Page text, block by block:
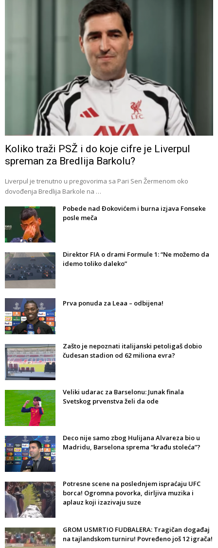
Koliko traži PSŽ i do koje cifre je Liverpul
spreman za Bredlija Barkolu?
Liverpul je trenutno u pregovorima sa Pari Sen Žermenom oko
dovođenja Bredlija Barkole na …
Pobede nad Đokovićem i burna izjava Fonseke
posle meča
Direktor FIA o drami Formule 1: “Ne možemo da
idemo toliko daleko”
Prva ponuda za Leaa – odbijena!
Zašto je nepoznati italijanski petoligaš dobio
čudesan stadion od 62 miliona evra?
Veliki udarac za Barselonu: Junak finala
Svetskog prvenstva želi da ode
Deco nije samo zbog Hulijana Alvareza bio u
Madridu, Barselona sprema “krađu stoleća”?
Potresne scene na poslednjem ispraćaju UFC
borca! Ogromna povorka, dirljiva muzika i
aplauz koji izazivaju suze
GROM USMRTIO FUDBALERA: Tragičan događaj
na tajlandskom turniru! Povređeno još 12 igrača!